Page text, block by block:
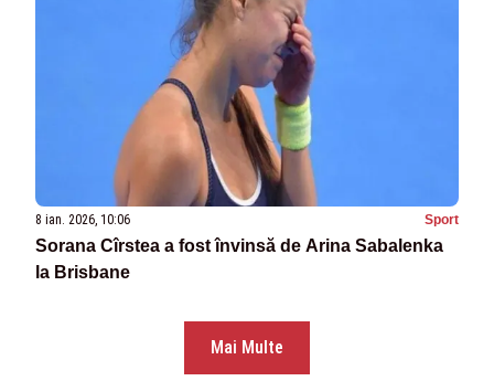
8 ian. 2026, 10:06 Sport
Sorana Cîrstea a fost învinsă de Arina Sabalenka
la Brisbane
Mai Multe